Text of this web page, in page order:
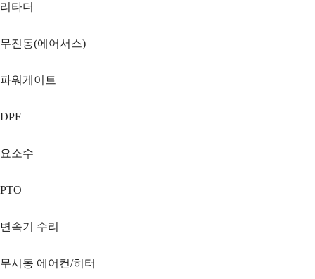
리타더
무진동(에어서스)
파워게이트
DPF
요소수
PTO
변속기 수리
무시동 에어컨/히터